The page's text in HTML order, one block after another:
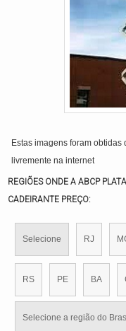
Estas imagens foram
livremente na internet
REGIÕES ONDE A ABCP
CADEIRANTE PREÇO:
Selecione RJ
RS PE BA
Selecione a região do